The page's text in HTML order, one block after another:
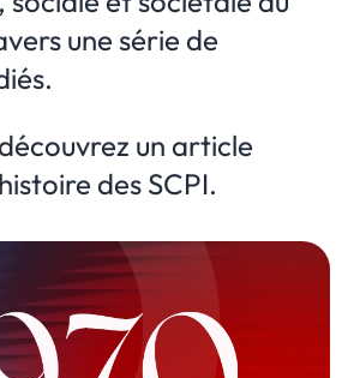
une série de
un article
des SCPI.